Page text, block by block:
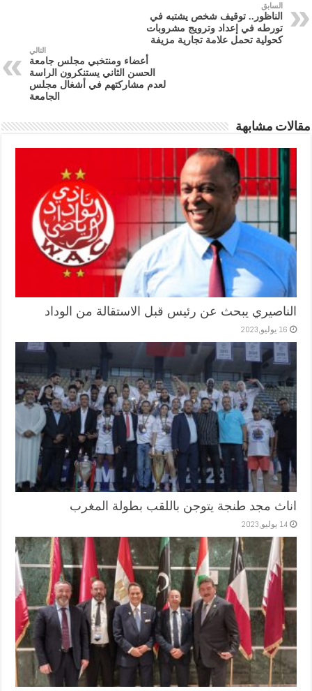
السابق
الناظور.. توقيف شخص يشتبه في
تورطه في إعداد وترويج مشروبات
كحولية تحمل علامة تجارية مزيفة
التالي
أعضاء ومنتخبي مجلس جامعة
الحسن الثاني يستنكرون الراسة
لعدم مشاركتهم في أشغال مجلس
الجامعة
مقالات مشابهة
الناصيري يبحث عن رئيس قبل الاستقالة من الوداد
16 يوليو,2023
اناث مجد طنجة يتوجن باللقب بطولة المغرب
14 يوليو,2023